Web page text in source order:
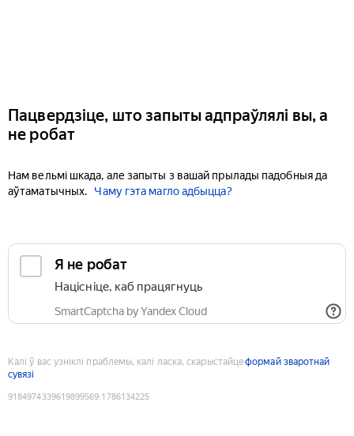
Пацвердзіце, што запыты адпраўлялі вы, а
не робат
Нам вельмі шкада, але запыты з вашай прылады падобныя да
аўтаматычных.
Чаму гэта магло адбыцца?
Я не робат
Націсніце, каб працягнуць
SmartCaptcha by Yandex Cloud
Калі ў вас узніклі праблемы, калі ласка, скарыстайцеформай зваротнай
сувязі
9184974339619899569:1786134225